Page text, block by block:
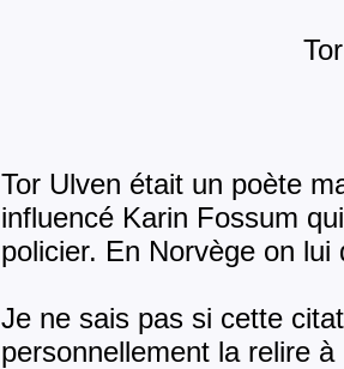
Tor
Tor Ulven était un poète
influencé Karin Fossum
policier. En Norvège on
Je ne sais pas si cette
personnellement la relire